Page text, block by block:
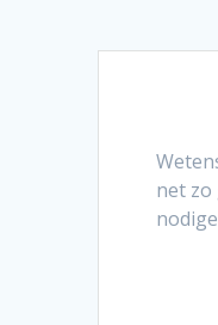
net zo